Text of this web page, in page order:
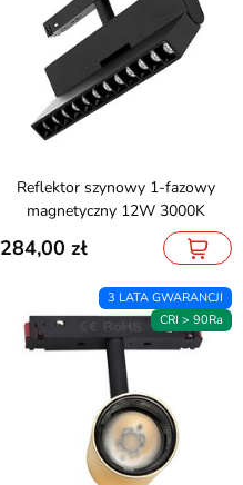
Reflektor szynowy 1-fazowy
magnetyczny 12W 3000K
284,00
3 LATA GWARANCJI
CRI > 90Ra